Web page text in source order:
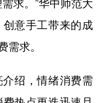
意手工带来的成
求。
绍，情绪消费需